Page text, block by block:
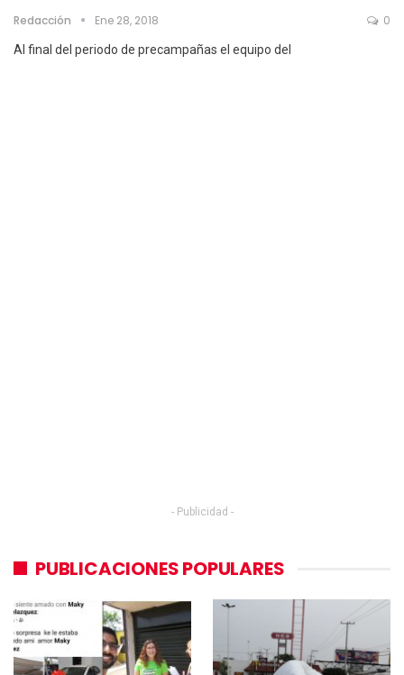
Redacción Ene 28, 2018 0
Al final del periodo de precampañas el equipo del
- Publicidad -
PUBLICACIONES POPULARES